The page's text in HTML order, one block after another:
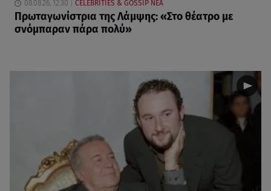
08.08.26, 12:30 CELEBRITIES & GOSSIP ΝΕΑ
Πρωταγωνίστρια της Λάμψης: «Στο θέατρο με
σνόμπαραν πάρα πολύ»